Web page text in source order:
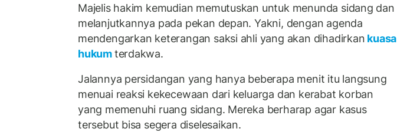
Majelis hakim kemudian memutuskan untuk menunda sidang dan
melanjutkannya pada pekan depan. Yakni, dengan agenda
mendengarkan keterangan saksi ahli yang akan dihadirkan kuasa
hukumterdakwa.
Jalannya persidangan yang hanya beberapa menit itu langsung
menuai reaksi kekecewaan dari keluarga dan kerabat korban
yang memenuhi ruang sidang. Mereka berharap agar kasus
tersebut bisa segera diselesaikan.